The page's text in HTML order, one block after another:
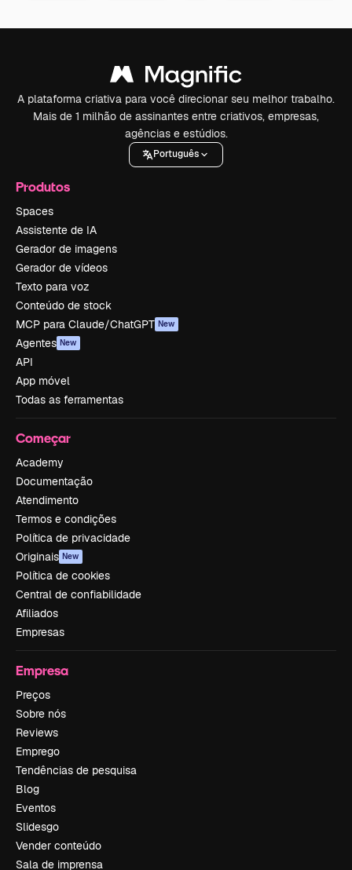
A plataforma criativa para você direcionar seu melhor trabalho.
Mais de 1 milhão de assinantes entre criativos, empresas,
agências e estúdios.
Português
Produtos
Spaces
Assistente de IA
Gerador de imagens
Gerador de vídeos
Texto para voz
Conteúdo de stock
MCP para Claude/ChatGPT New
Agentes New
API
App móvel
Todas as ferramentas
Começar
Academy
Documentação
Atendimento
Termos e condições
Política de privacidade
Originais New
Política de cookies
Central de confiabilidade
Afiliados
Empresas
Empresa
Preços
Sobre nós
Reviews
Emprego
Tendências de pesquisa
Blog
Eventos
Slidesgo
Vender conteúdo
Sala de imprensa